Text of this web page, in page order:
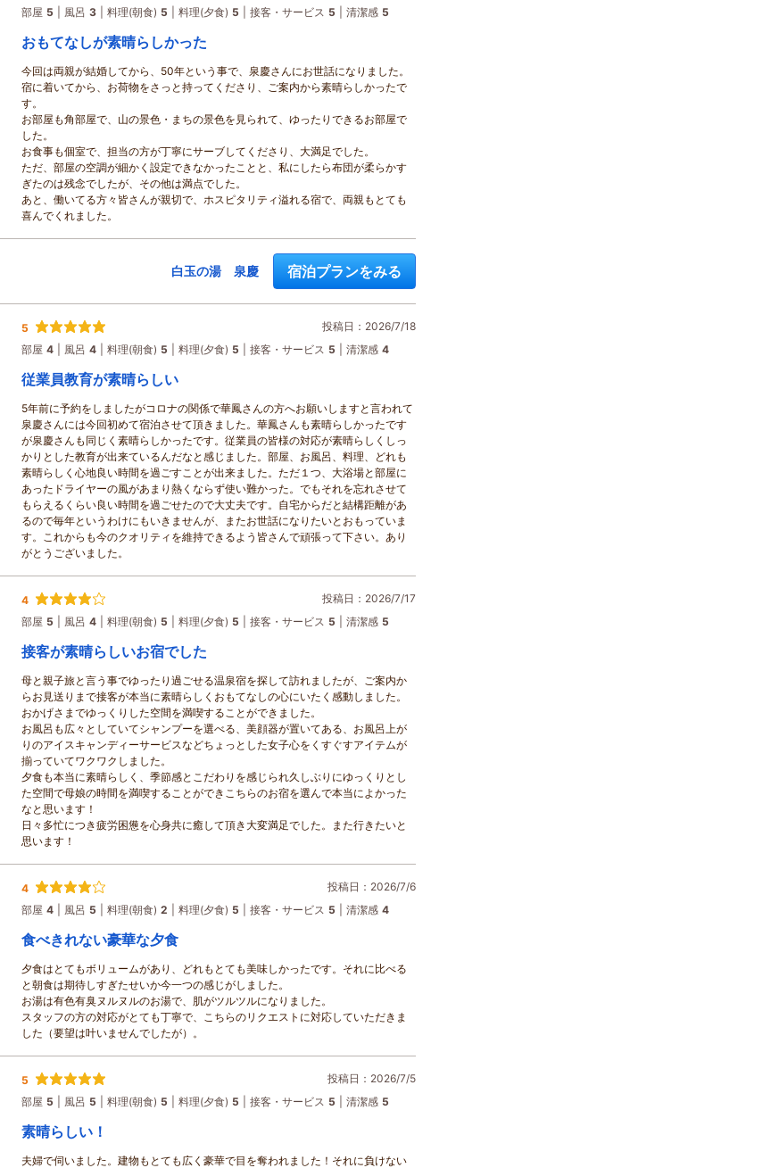
部屋 5 風呂 3 料理(朝食) 5 料理(夕食) 5 接客・サービス 5 清潔感 5
おもてなしが素晴らしかった
今回は両親が結婚してから、50年という事で、泉慶さんにお世話になりました。
宿に着いてから、お荷物をさっと持ってくださり、ご案内から素晴らしかったで
す。
お部屋も角部屋で、山の景色・まちの景色を見られて、ゆったりできるお部屋で
した。
お食事も個室で、担当の方が丁寧にサーブしてくださり、大満足でした。
ただ、部屋の空調が細かく設定できなかったことと、私にしたら布団が柔らかす
ぎたのは残念でしたが、その他は満点でした。
あと、働いてる方々皆さんが親切で、ホスピタリティ溢れる宿で、両親もとても
喜んでくれました。
白玉の湯 泉慶 宿泊プランをみる
5
投稿日：2026/7/18
部屋 4 風呂 4 料理(朝食) 5 料理(夕食) 5 接客・サービス 5 清潔感 4
従業員教育が素晴らしい
5年前に予約をしましたがコロナの関係で華鳳さんの方へお願いしますと言われて
泉慶さんには今回初めて宿泊させて頂きました。華鳳さんも素晴らしかったです
が泉慶さんも同じく素晴らしかったです。従業員の皆様の対応が素晴らしくしっ
かりとした教育が出来ているんだなと感じました。部屋、お風呂、料理、どれも
素晴らしく心地良い時間を過ごすことが出来ました。ただ１つ、大浴場と部屋に
あったドライヤーの風があまり熱くならず使い難かった。でもそれを忘れさせて
もらえるくらい良い時間を過ごせたので大丈夫です。自宅からだと結構距離があ
るので毎年というわけにもいきませんが、またお世話になりたいとおもっていま
す。これからも今のクオリティを維持できるよう皆さんで頑張って下さい。あり
がとうございました。
4
投稿日：2026/7/17
部屋 5 風呂 4 料理(朝食) 5 料理(夕食) 5 接客・サービス 5 清潔感 5
接客が素晴らしいお宿でした
母と親子旅と言う事でゆったり過ごせる温泉宿を探して訪れましたが、ご案内か
らお見送りまで接客が本当に素晴らしくおもてなしの心にいたく感動しました。
おかげさまでゆっくりした空間を満喫することができました。
お風呂も広々としていてシャンプーを選べる、美顔器が置いてある、お風呂上が
りのアイスキャンディーサービスなどちょっとした女子心をくすぐすアイテムが
揃っていてワクワクしました。
夕食も本当に素晴らしく、季節感とこだわりを感じられ久しぶりにゆっくりとし
た空間で母娘の時間を満喫することができこちらのお宿を選んで本当によかった
なと思います！
日々多忙につき疲労困憊を心身共に癒して頂き大変満足でした。また行きたいと
思います！
4
投稿日：2026/7/6
部屋 4 風呂 5 料理(朝食) 2 料理(夕食) 5 接客・サービス 5 清潔感 4
食べきれない豪華な夕食
夕食はとてもボリュームがあり、どれもとても美味しかったです。それに比べる
と朝食は期待しすぎたせいか今一つの感じがしました。
お湯は有色有臭ヌルヌルのお湯で、肌がツルツルになりました。
スタッフの方の対応がとても丁寧で、こちらのリクエストに対応していただきま
した（要望は叶いませんでしたが）。
5
投稿日：2026/7/5
部屋 5 風呂 5 料理(朝食) 5 料理(夕食) 5 接客・サービス 5 清潔感 5
素晴らしい！
夫婦で伺いました。建物もとても広く豪華で目を奪われました！それに負けない